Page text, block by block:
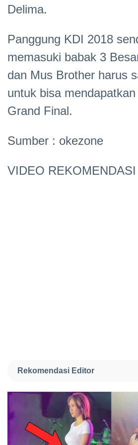
Delima.
Panggung KDI 2018
memasuki babak 3
dan Mus Brother harus
untuk bisa
Grand Final.
Sumber : okezone
VIDEO REKOMENDASI
Rekomendasi Editor